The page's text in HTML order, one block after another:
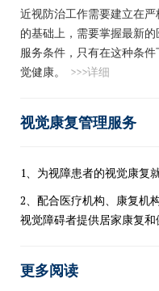
近视防治工作需要建立在
的基础上，需要掌握最新
服务条件，只有在这种条
觉健康。 >>>详细
视觉康复管理服务
1、为视障患者的视觉康复
2、配合医疗机构、康复机
视觉障碍者提供居家康复和
更多阅读